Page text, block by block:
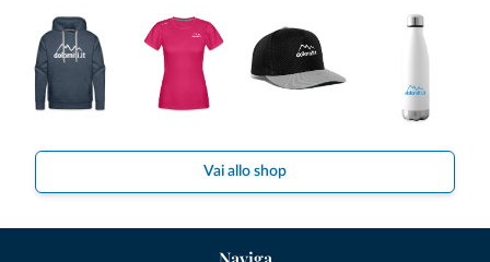
Vai allo shop